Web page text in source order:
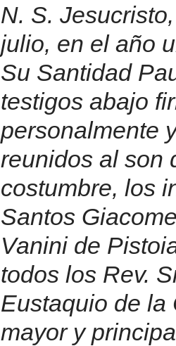
N. S.
julio, en el año
Su Santidad
testigos abajo
personalmente
reunidos al son
costumbre, los
Santos
Vanini de
todos los Rev.
Eustaquio de la
mayor y